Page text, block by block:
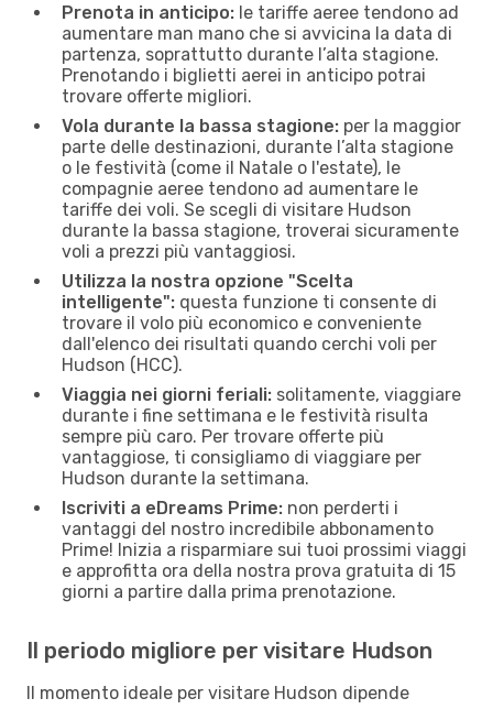
Prenota in anticipo: le tariffe aeree tendono ad
aumentare man mano che si avvicina la data di
partenza, soprattutto durante l’alta stagione.
Prenotando i biglietti aerei in anticipo potrai
trovare offerte migliori.
Vola durante la bassa stagione: per la maggior
parte delle destinazioni, durante l’alta stagione
o le festività (come il Natale o l'estate), le
compagnie aeree tendono ad aumentare le
tariffe dei voli. Se scegli di visitare Hudson
durante la bassa stagione, troverai sicuramente
voli a prezzi più vantaggiosi.
Utilizza la nostra opzione "Scelta
intelligente": questa funzione ti consente di
trovare il volo più economico e conveniente
dall'elenco dei risultati quando cerchi voli per
Hudson (HCC).
Viaggia nei giorni feriali: solitamente, viaggiare
durante i fine settimana e le festività risulta
sempre più caro. Per trovare offerte più
vantaggiose, ti consigliamo di viaggiare per
Hudson durante la settimana.
Iscriviti a eDreams Prime: non perderti i
vantaggi del nostro incredibile abbonamento
Prime! Inizia a risparmiare sui tuoi prossimi viaggi
e approfitta ora della nostra prova gratuita di 15
giorni a partire dalla prima prenotazione.
Il periodo migliore per visitare Hudson
Il momento ideale per visitare Hudson dipende